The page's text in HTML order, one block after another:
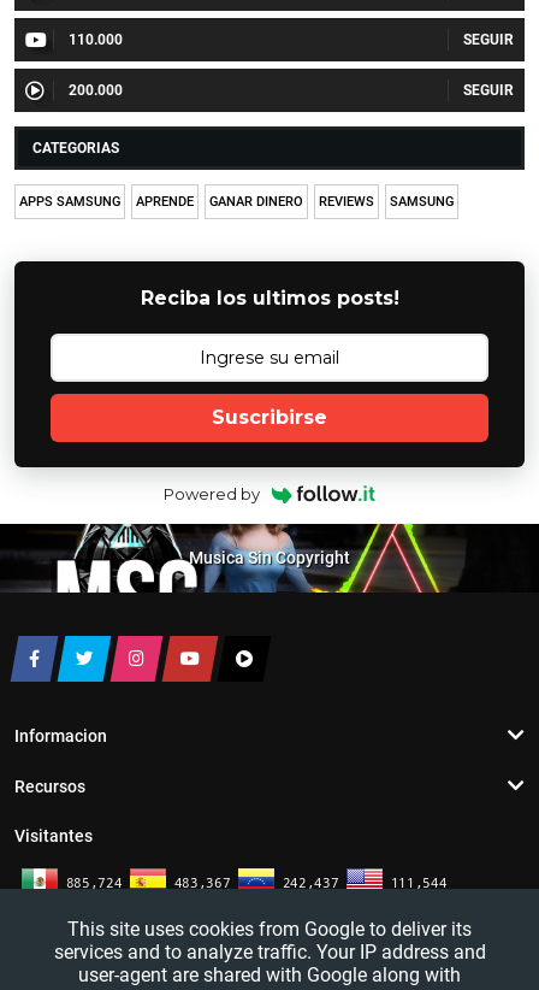
110.000
200.000
CATEGORIAS
APPS SAMSUNG APRENDE GANAR DINERO REVIEWS SAMSUNG
Reciba los ultimos posts!
Suscribirse
Powered by
Musica Sin Copyright
Informacion
Recursos
Visitantes
This site uses cookies from Google to deliver its
services and to analyze traffic. Your IP address and
user-agent are shared with Google along with